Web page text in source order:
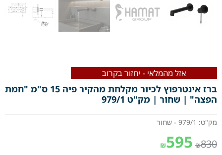
אזל מהמלאי - יחזור בקרוב
ברז אינטרפוץ לכיור מקלחת מהקיר פיה 15 ס"מ "חמת
הפצה" | שחור | מק"ט 979/1
מק"ט: 979/1 - שחור
₪830
₪595